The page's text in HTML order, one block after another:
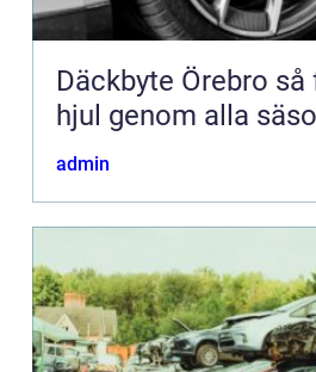
Däckbyte Örebro så får du säkra
hjul genom alla
admin